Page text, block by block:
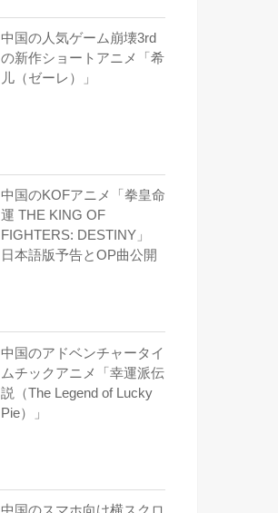
中国の人気ゲーム崩壊3rd
の新作ショートアニメ「希
儿（ゼーレ）」
中国のKOFアニメ「拳皇命
運 THE KING OF
FIGHTERS: DESTINY」
日本語版予告とOP曲公開
中国のアドベンチャータイ
ムチックアニメ「幸運派伝
説（The Legend of Lucky
Pie）」
中国のスマホ向け横スクロ